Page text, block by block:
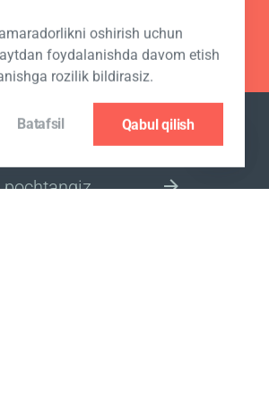
oshirish uchun
foydalanishda davom etish
rozilik bildirasiz.
Batafsil Qabul qilish
OBUNA BO‘LISH